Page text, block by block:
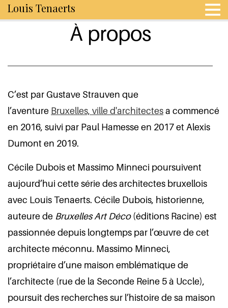
Louis Tenaerts
À propos
C’est par Gustave Strauven que
l’aventure Bruxelles, ville d'architectesa commencé
en 2016, suivi par Paul Hamesse en 2017 et Alexis
Dumont en 2019.
Cécile Dubois et Massimo Minneci poursuivent
aujourd’hui cette série des architectes bruxellois
avec Louis Tenaerts. Cécile Dubois, historienne,
auteure de Bruxelles Art Déco(éditions Racine) est
passionnée depuis longtemps par l’œuvre de cet
architecte méconnu. Massimo Minneci,
propriétaire d’une maison emblématique de
l’architecte (rue de la Seconde Reine 5 à Uccle),
poursuit des recherches sur l’histoire de sa maison